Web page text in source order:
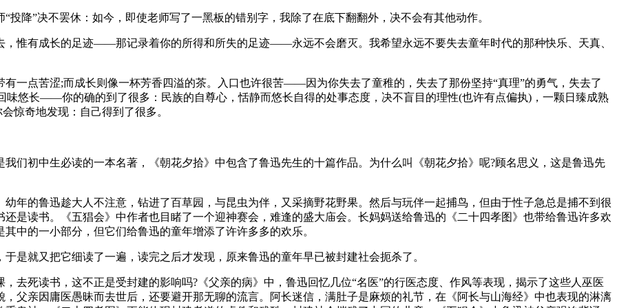
降”决不罢休：如今，即使老师写了一黑板的错别字，我除了在底下翻翻外，决不会有其他动作。
，惟有成长的足迹——那记录着你的所得和所失的足迹——永远不会磨灭。我希望永远不要失去童年时代的那种快乐、天真、
一点苦涩;而成长则像一杯芳香四溢的茶。入口也许很苦——因为你失去了童稚的，失去了那份坚持“真理”的勇气，失去了
味悠长——你的确的到了很多：民族的自尊心，恬静而悠长自得的处事态度，决不盲目的理性(也许有点偏执)，一颗日臻成熟
惊奇地发现：自己得到了很多。
们初中生必读的一本名著，《朝花夕拾》中包含了鲁迅先生的十篇作品。为什么叫《朝花夕拾》呢?顾名思义，这是鲁迅先
年的鲁迅趁大人不注意，钻进了百草园，与昆虫为伴，又采摘野花野果。然后与玩伴一起捕鸟，但由于性子急总是捕不到很
是读书。《五猖会》中作者也目睹了一个迎神赛会，难逢的盛大庙会。长妈妈送给鲁迅的《二十四孝图》也带给鲁迅许多欢
中的一小部分，但它们给鲁迅的童年增添了许许多多的欢乐。
是就又把它细读了一遍，读完之后才发现，原来鲁迅的童年早已被封建社会扼杀了。
去死读书，这不正是受封建的影响吗?《父亲的病》中，鲁迅回忆几位“名医”的行医态度、作风等表现，揭示了这些人巫医
父亲因庸医愚昧而去世后，还要避开那无聊的流言。阿长迷信，满肚子是麻烦的礼节，在《阿长与山海经》中也表现的淋漓